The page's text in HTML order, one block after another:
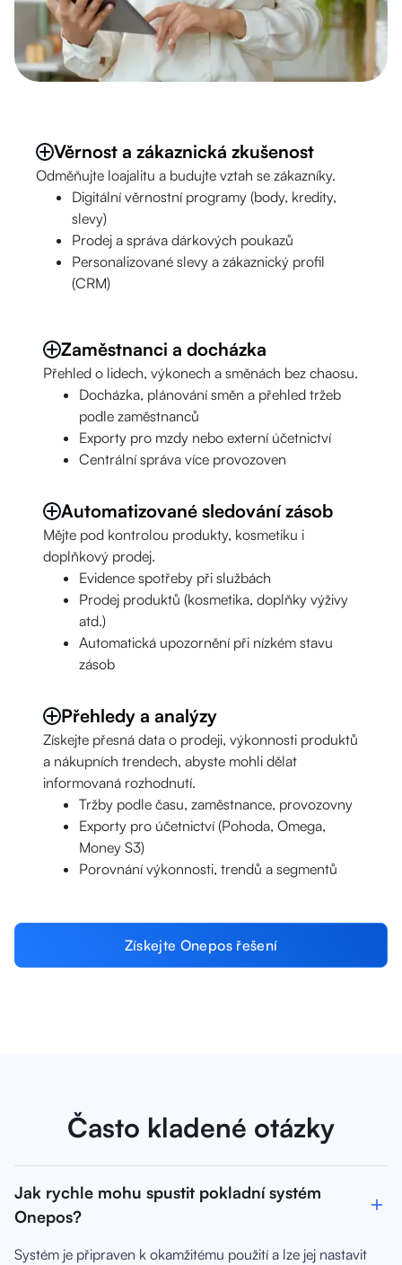
Věrnost a zákaznická zkušenost
Odměňujte loajalitu a budujte vztah se zákazníky.
Digitální věrnostní programy (body, kredity,
slevy)
Prodej a správa dárkových poukazů
Personalizované slevy a zákaznický profil
(CRM)
Zaměstnanci a docházka
Přehled o lidech, výkonech a směnách bez chaosu.
Docházka, plánování směn a přehled tržeb
podle zaměstnanců
Exporty pro mzdy nebo externí účetnictví
Centrální správa více provozoven
Automatizované sledování zásob
Mějte pod kontrolou produkty, kosmetiku i
doplňkový prodej.
Evidence spotřeby při službách
Prodej produktů (kosmetika, doplňky výživy
atd.)
Automatická upozornění při nízkém stavu
zásob
Přehledy a analýzy
Získejte přesná data o prodeji, výkonnosti produktů
a nákupních trendech, abyste mohli dělat
informovaná rozhodnutí.
Tržby podle času, zaměstnance, provozovny
Exporty pro účetnictví (Pohoda, Omega,
Money S3)
Porovnání výkonnosti, trendů a segmentů
Získejte Onepos řešení
Často kladené otázky
Jak rychle mohu spustit pokladní systém
Onepos?
Systém je připraven k okamžitému použití a lze jej nastavit